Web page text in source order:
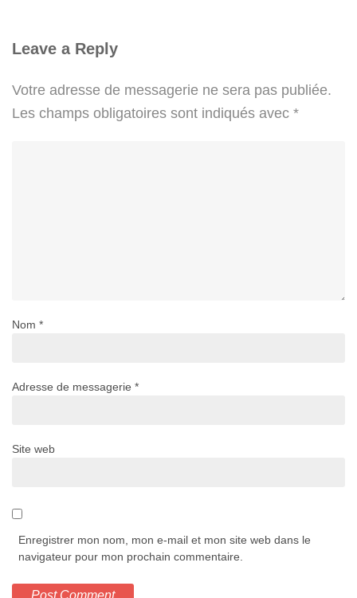
Leave a Reply
Votre adresse de messagerie ne sera pas publiée.
Les champs obligatoires sont indiqués avec *
Nom *
Adresse de messagerie *
Site web
Enregistrer mon nom, mon e-mail et mon site web dans le
navigateur pour mon prochain commentaire.